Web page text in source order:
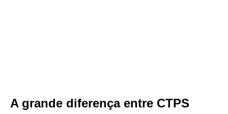
A grande diferença entre CTPS